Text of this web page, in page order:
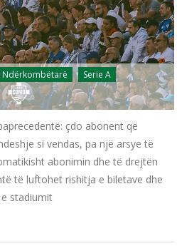
Ndërkombëtarë Serie A
çdo abonent që
si vendas, pa një arsye të
abonimin dhe të drejtën
të luftohet rishitja e biletave dhe
stadiumit